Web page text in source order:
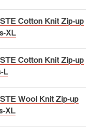
Cotton Knit Zip-up
XL
Cotton Knit Zip-up
L
Wool Knit Zip-up
XL